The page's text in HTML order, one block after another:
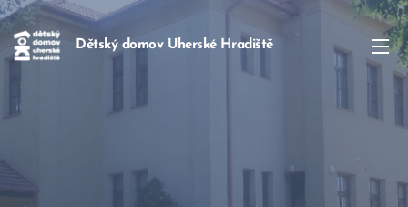
Dětský domov Uherské Hradiště